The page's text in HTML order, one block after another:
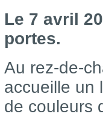
Le 7 avril
portes.
Au rez-de-
accueille un
de couleurs